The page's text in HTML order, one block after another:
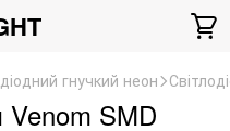
гнучкий неон
Venom SMD